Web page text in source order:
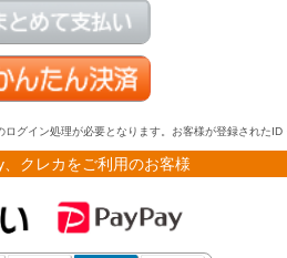
イン処理が必要となります。お客様が登録されたID
クレカをご利用のお客様